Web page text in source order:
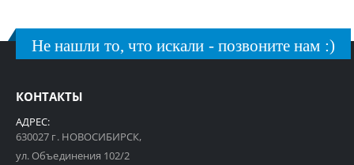
Не нашли то, что искали - позвоните нам :)
КОНТАКТЫ
АДРЕС:
630027 г. НОВОСИБИРСК,
ул. Объединения 102/2